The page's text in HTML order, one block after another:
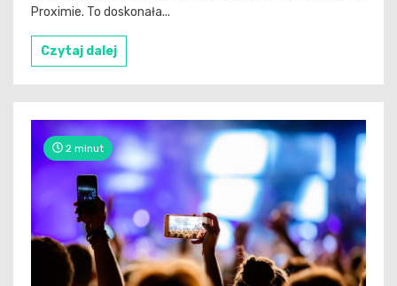
Proximie. To doskonała...
Czytaj dalej
2 minut